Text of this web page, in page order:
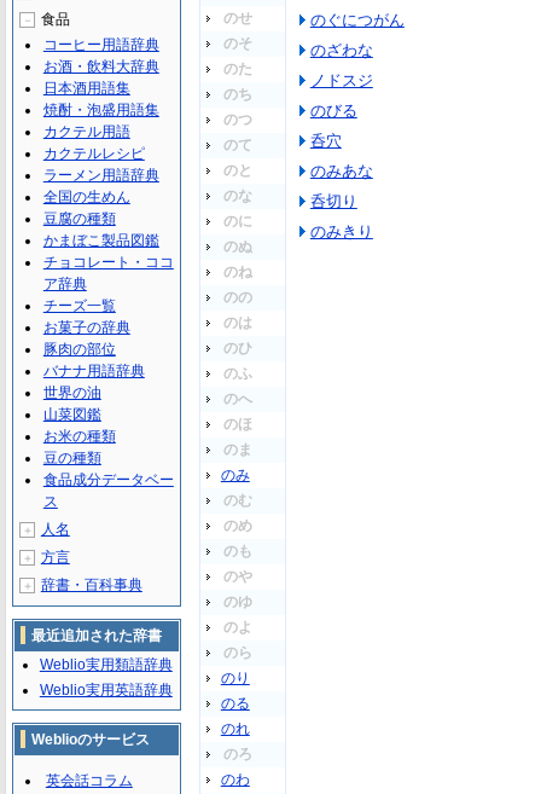
のせ
のそ
のた
のち
のつ
のて
のと
のな
のに
のぬ
のね
のの
のは
のひ
のふ
のへ
のほ
のま
のみ
のむ
のめ
のも
のや
のゆ
のよ
のら
のり
のる
のれ
のろ
のわ
のぐにつがん
のざわな
ノドスジ
のびる
呑穴
のみあな
呑切り
のみきり
－
食品
コーヒー用語辞典
お酒・飲料大辞典
日本酒用語集
焼酎・泡盛用語集
カクテル用語
カクテルレシピ
ラーメン用語辞典
全国の生めん
豆腐の種類
かまぼこ製品図鑑
チョコレート・ココ
ア辞典
チーズ一覧
お菓子の辞典
豚肉の部位
バナナ用語辞典
世界の油
山菜図鑑
お米の種類
豆の種類
食品成分データベー
ス
＋ 人名
＋ 方言
＋ 辞書・百科事典
最近追加された辞書
Weblio実用類語辞典
Weblio実用英語辞典
Weblioのサービス
英会話コラム